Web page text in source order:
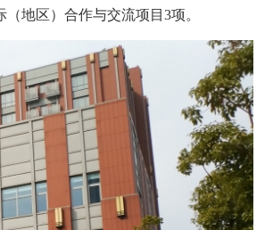
地区）合作与交流项目 3项。